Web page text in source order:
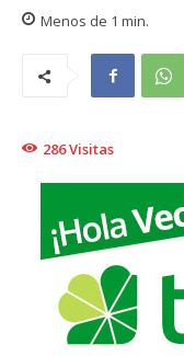
Menos de 1 min.
286Visitas